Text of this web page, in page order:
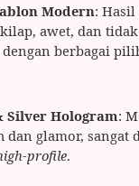
Modern:
awet, dan
dengan berbagai
Silver Hologram:
dan glamor,
profile.